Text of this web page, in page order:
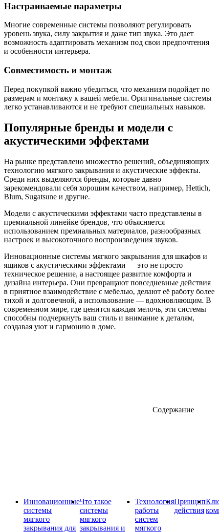
Настраиваемые параметры
Многие современные системы позволяют регулировать
уровень звука, силу закрытия и даже тип звука. Это дает
возможность адаптировать механизм под свои предпочтения
и особенности интерьера.
Совместимость и монтаж
Перед покупкой важно убедиться, что механизм подойдет по
размерам и монтажу к вашей мебели. Оригинальные системы
легко устанавливаются и не требуют специальных навыков.
Популярные бренды и модели с
акустическими эффектами
На рынке представлено множество решений, объединяющих
технологию мягкого закрывания и акустические эффекты.
Среди них выделяются бренды, которые давно
зарекомендовали себя хорошим качеством, например, Hettich,
Blum, Sugatsune и другие.
Модели с акустическими эффектами часто представлены в
премиальной линейке брендов, что объясняется
использованием премиальных материалов, разнообразных
настроек и высокоточного воспроизведения звуков.
Инновационные системы мягкого закрывания для шкафов и
ящиков с акустическими эффектами — это не просто
техническое решение, а настоящее развитие комфорта и
дизайна интерьера. Они превращают повседневные действия
в приятное взаимодействие с мебелью, делают её работу более
тихой и долговечной, а использование — вдохновляющим. В
современном мире, где ценится каждая мелочь, эти системы
способны подчеркнуть ваш стиль и внимание к деталям,
создавая уют и гармонию в доме.
Содержание
Инновационные
системы
мягкого
закрывания для
Что такое
системы
мягкого
закрывания и
Технология
работы
систем
мягкого
Принцип
действия